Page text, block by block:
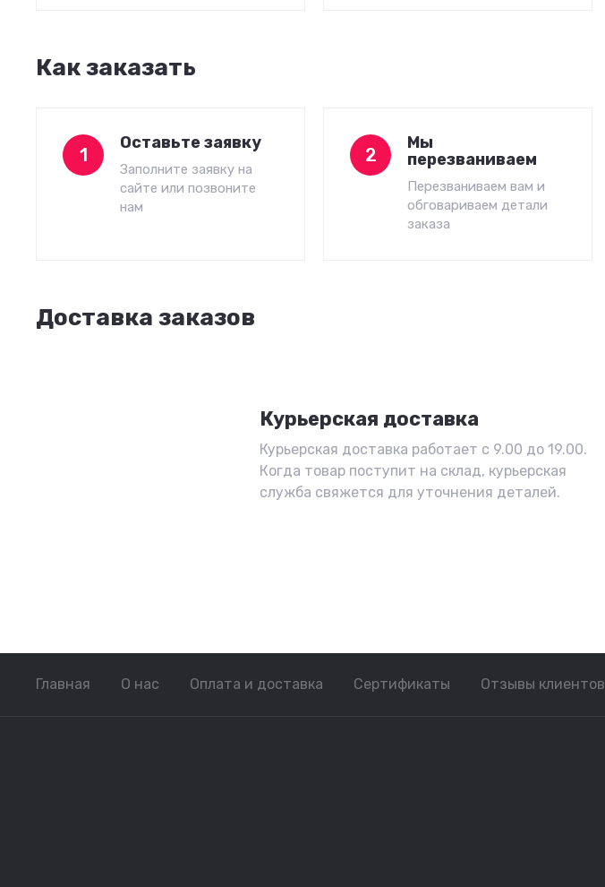
Как заказать
1
Оставьте заявку
Заполните заявку на
сайте или позвоните
нам
2
Мы
перезваниваем
Перезваниваем вам и
обговариваем детали
заказа
Доставка заказов
Курьерская доставка
Курьерская доставка работает с 9.00 до 19.00.
Когда товар поступит на склад, курьерская
служба свяжется для уточнения деталей.
Главная О нас Оплата и доставка Сертификаты Отзывы клиентов